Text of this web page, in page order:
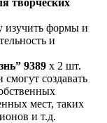
творческих
изучить формы и
и
9389 x 2 шт.
создавать
мест, таких
и т.д.